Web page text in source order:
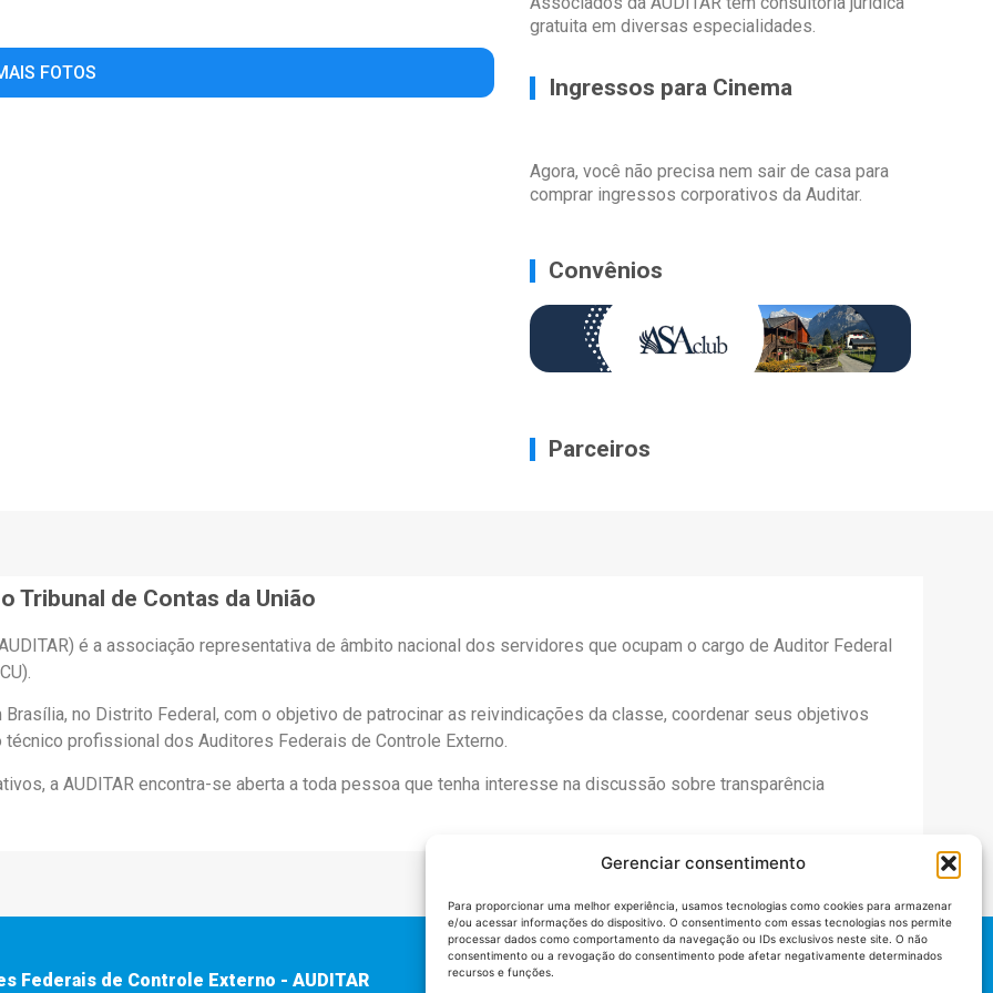
Gerenciar consentimento
Para proporcionar uma melhor experiência, usamos tecnologias como cookies para armazenar
e/ou acessar informações do dispositivo. O consentimento com essas tecnologias nos permite
processar dados como comportamento da navegação ou IDs exclusivos neste site. O não
consentimento ou a revogação do consentimento pode afetar negativamente determinados
recursos e funções.
FOTOS
gratuita em diversas especialidades.
Ingressos para Cinema
Agora, você não precisa nem sair de casa para
comprar ingressos corporativos da Auditar.
Convênios
Parceiros
Tribunal de Contas da União
é a associação representativa de âmbito nacional dos servidores que ocupam o cargo de Auditor Federal
no Distrito Federal, com o objetivo de patrocinar as reivindicações da classe, coordenar seus objetivos
profissional dos Auditores Federais de Controle Externo.
a AUDITAR encontra-se aberta a toda pessoa que tenha interesse na discussão sobre transparência
Federais de Controle Externo - AUDITAR